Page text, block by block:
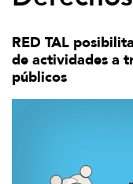
RED TAL
de actividades a
públicos